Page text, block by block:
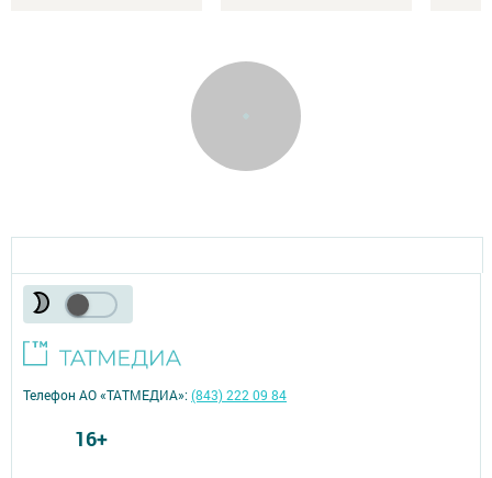
Телефон АО «ТАТМЕДИА»:(843) 222 09 84
16+